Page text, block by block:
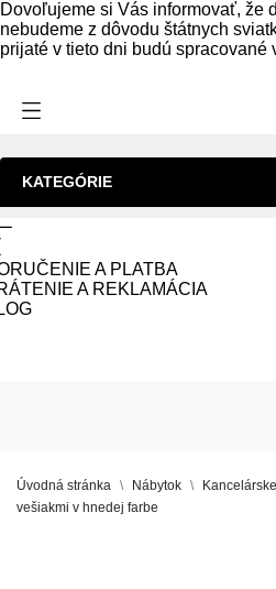
Dovoľujeme si Vás informovať, že
nebudeme z dôvodu štátnych
prijaté v tieto dni budú spracované
KATEGÓRIE
A PLATBA
A REKLAMÁCIA
Úvodná stránka Nábytok
vešiakmi v hnedej farbe